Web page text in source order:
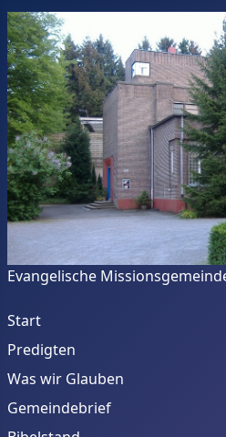
Evangelische
Start
Predigten
Was wir Glauben
Gemeindebrief